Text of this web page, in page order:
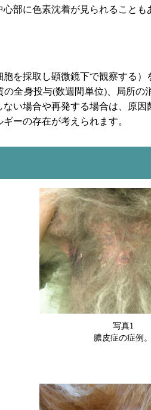
部に色素沈着が見られること
を採取し顕微鏡下で観察する
の全身投与(数週間単位)、局所
ない場合や再発する場合は、原
ーの存在が考えられます。
写真1
膿皮症の症例。